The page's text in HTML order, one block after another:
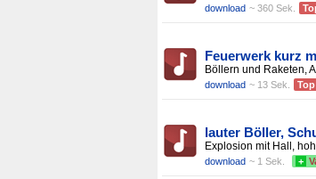
download ~ 360 Sek.
Feuerwerk kurz
Böllern und Raketen,
download ~ 13 Sek.
lauter Böller,
Explosion mit Hall,
download ~ 1 Sek. +